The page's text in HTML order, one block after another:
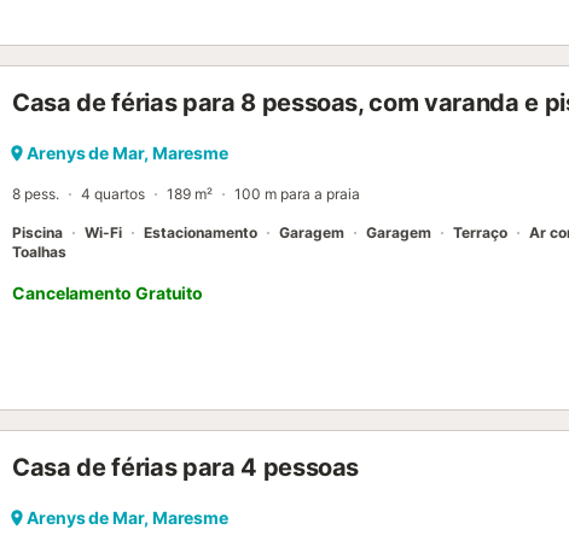
Casa de férias para 8 pessoas, com varanda e
Arenys de Mar, Maresme
8 pess. 4 quartos 189 m² 100 m para a praia
Piscina Wi-Fi Estacionamento Garagem Garagem Terraço Ar
Toalhas
Cancelamento Gratuito
Casa de férias para 4 pessoas
Arenys de Mar, Maresme